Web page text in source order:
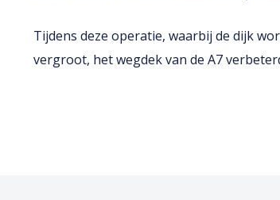
Tijdens deze operatie, waarbij de dijk
vergroot, het wegdek van de A7